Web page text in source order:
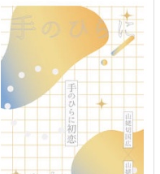
冬ながら（出戻り長義・番外
1）
黒酢
944 （税込）
山姥切国広×山姥切長義